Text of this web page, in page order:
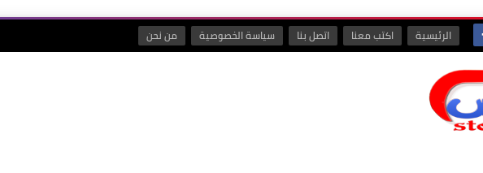
الرئيسية اكتب معنا اتصل بنا سياسة الخصوصية من نحن